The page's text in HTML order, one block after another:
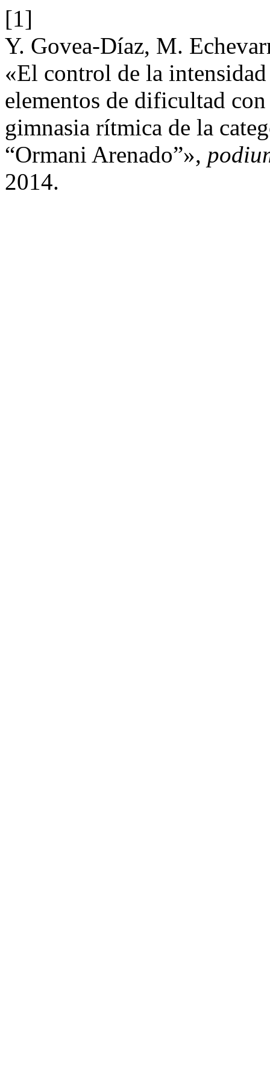
[1]
Y. Govea-Díaz, M.
«El control de la
elementos de dificultad
gimnasia rítmica de la
“Ormani Arenado”»,
2014.